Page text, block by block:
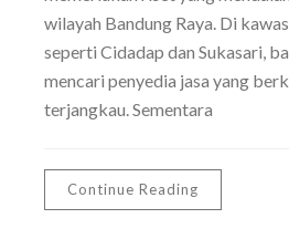
wilayah Bandung Raya. Di
seperti Cidadap dan Sukasari,
mencari penyedia jasa yang
terjangkau. Sementara
Continue Reading